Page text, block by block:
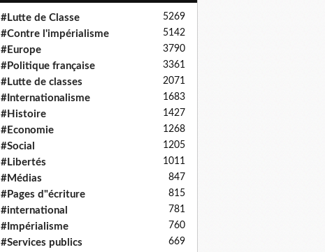
#Lutte de Classe 5269
#Contre l'impérialisme 5142
#Europe 3790
#Politique française 3361
#Lutte de classes 2071
#Internationalisme 1683
#Histoire 1427
#Economie 1268
#Social 1205
#Libertés 1011
#Médias 847
#Pages d"écriture 815
#international 781
#Impérialisme 760
#Services publics 669